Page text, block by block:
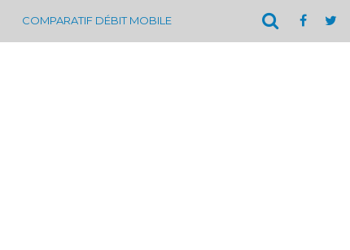
COMPARATIF DÉBIT MOBILE